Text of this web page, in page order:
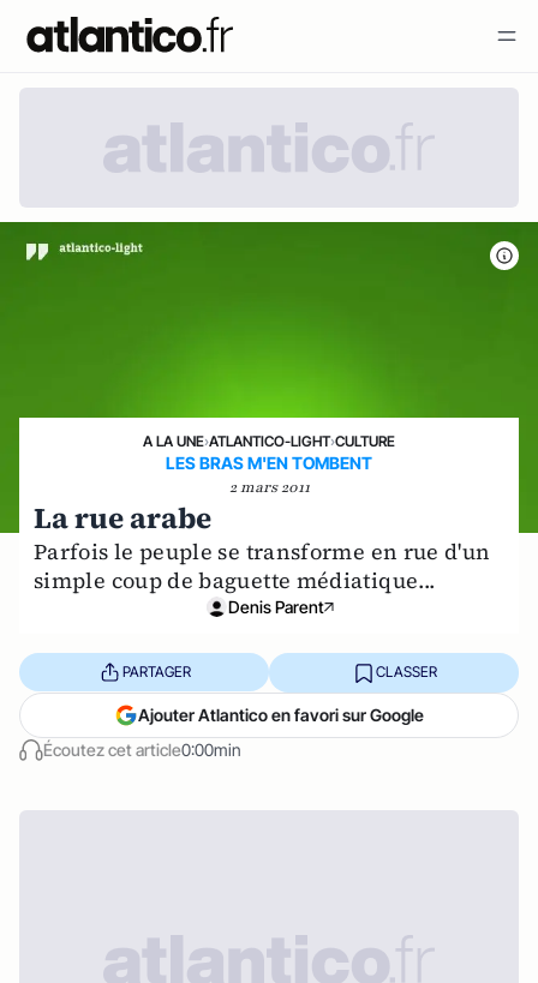
A LA UNE›ATLANTICO-LIGHT›CULTURE
LES BRAS M'EN TOMBENT
2 mars 2011
La rue arabe
Parfois le peuple se transforme en rue d'un
simple coup de baguette médiatique...
Denis Parent
Écoutez cet article0:00min
PARTAGER CLASSER
Ajouter Atlantico en favori sur Google